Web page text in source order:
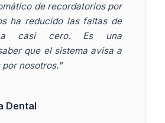
de recordatorios por
ha reducido las faltas de
a casi cero. Es una
que el sistema avisa a
nosotros."
Dental